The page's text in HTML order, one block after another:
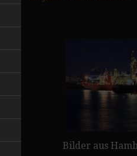
Bilder aus